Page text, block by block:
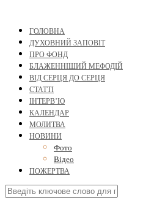
ГОЛОВНА
ДУХОВНИЙ ЗАПОВІТ
ПРО ФОНД
БЛАЖЕННІШИЙ МЕФОДІЙ
ВІД СЕРЦЯ ДО СЕРЦЯ
СТАТТІ
ІНТЕРВ’Ю
КАЛЕНДАР
МОЛИТВА
НОВИНИ
Фото
Відео
ПОЖЕРТВА